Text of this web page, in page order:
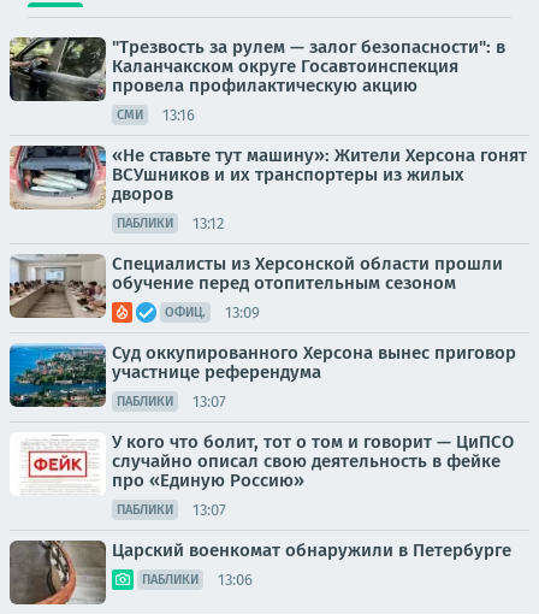
"Трезвость за рулем — залог безопасности": в
Каланчакском округе Госавтоинспекция
провела профилактическую акцию
СМИ 13:16
«Не ставьте тут машину»: Жители Херсона гонят
ВСУшников и их транспортеры из жилых
дворов
ПАБЛИКИ 13:12
Специалисты из Херсонской области прошли
обучение перед отопительным сезоном
ОФИЦ. 13:09
Суд оккупированного Херсона вынес приговор
участнице референдума
ПАБЛИКИ 13:07
У кого что болит, тот о том и говорит — ЦиПСО
случайно описал свою деятельность в фейке
про «Единую Россию»
ПАБЛИКИ 13:07
Царский военкомат обнаружили в Петербурге
ПАБЛИКИ 13:06